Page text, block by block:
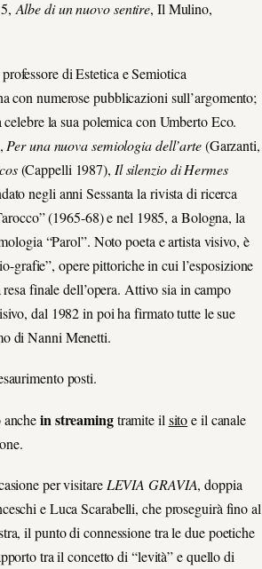
Albe di un nuovo sentire, Il Mulino,
di Estetica e Semiotica
con numerose pubblicazioni sull’argomento;
la sua polemica con Umberto Eco.
Per una nuova semiologia dell’arte(Garzanti,
(Cappelli 1987), Il silenzio di Hermes
negli anni Sessanta la rivista di ricerca
(1965-68) e nel 1985, a Bologna, la
“Parol”. Noto poeta e artista visivo, è
grafie”, opere pittoriche in cui l’esposizione
finale dell’opera. Attivo sia in campo
dal 1982 in poi ha firmato tutte le sue
di Nanni Menetti.
posti.
anchein streamingtramite il sitoe il canale
per visitare LEVIA GRAVIA, doppia
e Luca Scarabelli, che proseguirà fino al
il punto di connessione tra le due poetiche
tra il concetto di “levità” e quello di